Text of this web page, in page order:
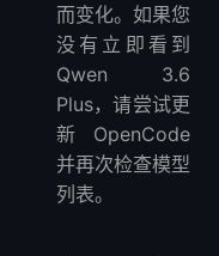
而变化。如果您
没有立即看到
Qwen 3.6
Plus，请尝试更
新 OpenCode
并再次检查模型
列表。